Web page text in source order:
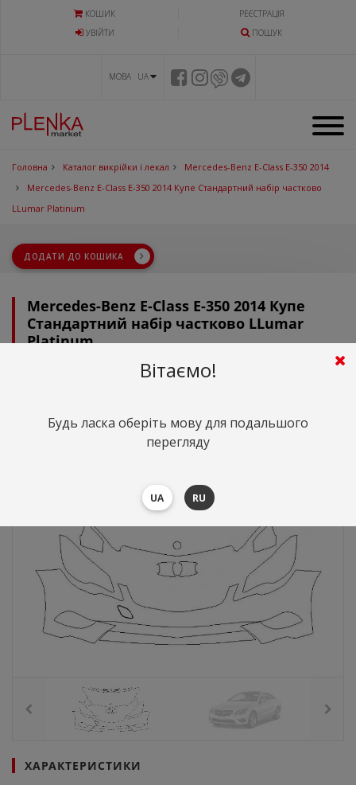
КОШИК
РЕЄСТРАЦІЯ
УВIЙТИ
ПОШУК
МОВА UA
Головна Каталог викрійки і лекал
Mercedes-Benz E-Class E-350 2014
Mercedes-Benz E-Class E-350 2014 Купе Стандартний набір частково
LLumar Platinum
ДОДАТИ ДО КОШИКА
Mercedes-Benz E-Class E-350 2014 Купе
Стандартний набір частково LLumar
Platinum
ХАРАКТЕРИСТИКИ
Вітаємо!
Будь ласка оберіть мову для подальшого
перегляду
UA RU